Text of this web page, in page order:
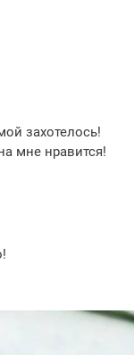
захотелось!
мне нравится!